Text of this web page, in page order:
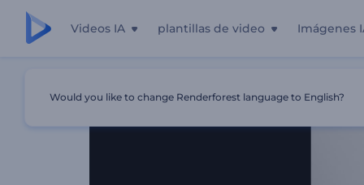
Videos IA plantillas de video Imágenes
Would you like to change Renderforest language to English?